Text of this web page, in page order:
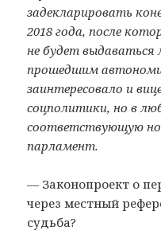
задекларировать
2018 года, после
не будет выдаваться
прошедшим
заинтересовало и
соцполитики, но в
соответствующую
парламент.
— Законопроект о
через местный
судьба?